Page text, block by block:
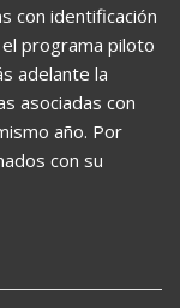
con identificación
programa piloto
adelante la
asociadas con
año. Por
con su